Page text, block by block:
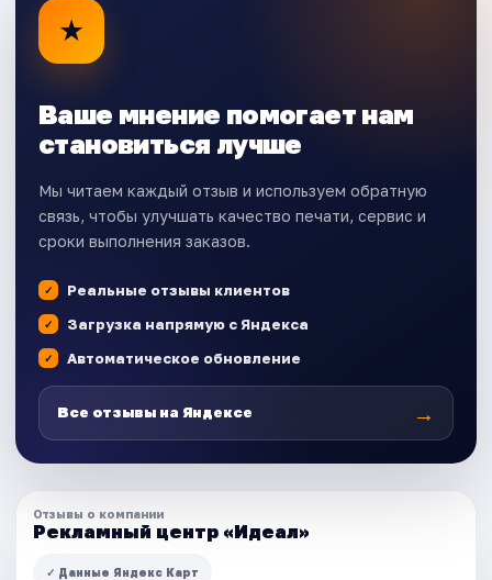
★
Ваше мнение помогает нам
становиться лучше
Мы читаем каждый отзыв и используем обратную
связь, чтобы улучшать качество печати, сервис и
сроки выполнения заказов.
Реальные отзывы клиентов
Загрузка напрямую с Яндекса
Автоматическое обновление
Все отзывы на Яндексе →
Отзывы о компании
Рекламный центр «Идеал»
✓ Данные Яндекс Карт